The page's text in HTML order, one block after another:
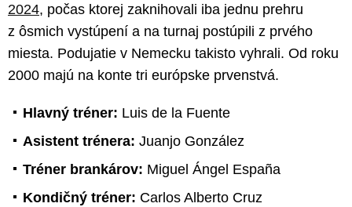
2024, počas ktorej zaknihovali iba jednu prehru
z ôsmich vystúpení a na turnaj postúpili z prvého
miesta. Podujatie v Nemecku takisto vyhrali. Od roku
2000 majú na konte tri európske prvenstvá.
Hlavný tréner: Luis de la Fuente
Asistent trénera: Juanjo González
Tréner brankárov: Miguel Ángel España
Kondičný tréner: Carlos Alberto Cruz